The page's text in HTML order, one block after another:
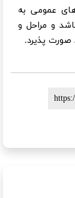
عمومی به
و مراحل و
صورت پذیرد.